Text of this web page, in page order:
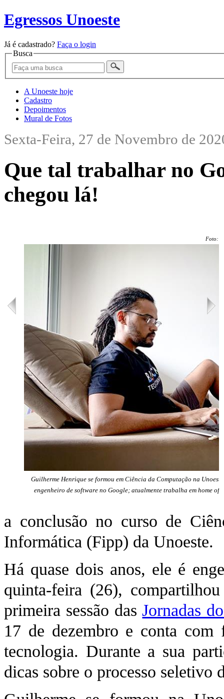
Egressos Unoeste
Já é cadastrado? Faça o login
Busca
A Unoeste hoje
Cadastro
Depoimentos
Mural de Fotos
Sexta-Feira, 27 de Novembro de
Que tal trabalhar no
chegou lá!
Foto:
Guilherme Henrique se formou em Ciência da Computação na Unoeste
engenheiro de software no Google; atualmente trabalha em home
a conclusão no curso de
Informática (Fipp) da Unoeste.
Há quase dois anos, ele é
quinta-feira (26),
primeira sessão dasJornadas
17 de dezembro e conta com
tecnologia. Durante a sua
dicas sobre o processo seletivo